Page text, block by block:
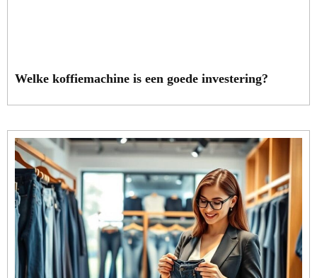
Welke koffiemachine is een goede investering?